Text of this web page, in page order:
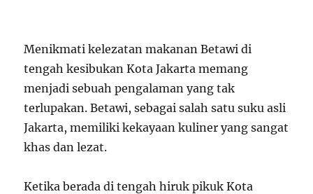
Menikmati kelezatan makanan Betawi di
tengah kesibukan Kota Jakarta memang
menjadi sebuah pengalaman yang tak
terlupakan. Betawi, sebagai salah satu suku asli
Jakarta, memiliki kekayaan kuliner yang sangat
khas dan lezat.
Ketika berada di tengah hiruk pikuk Kota